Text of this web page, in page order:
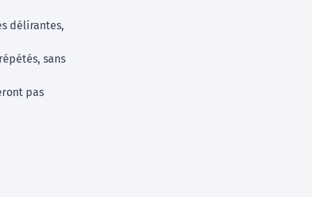
délirantes,
sans
pas